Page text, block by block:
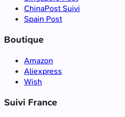
ChinaPost Suivi
Spain Post
Boutique
Amazon
Aliexpress
Wish
Suivi France